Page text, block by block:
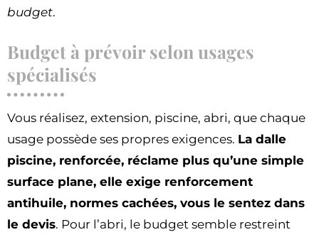
budget.
Budget à prévoir selon usages
spécialisés
Vous réalisez, extension, piscine, abri, que chaque
usage possède ses propres exigences. La dalle
piscine, renforcée, réclame plus qu’une simple
surface plane, elle exige renforcement
antihuile, normes cachées, vous le sentez dans
le devis. Pour l’abri, le budget semble restreint